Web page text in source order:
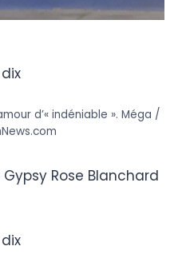
dix
d’« indéniable ». Méga /
dix